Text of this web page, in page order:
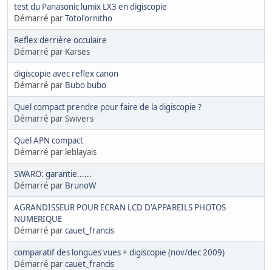
test du Panasonic lumix LX3 en digiscopie
Démarré parTotol'ornitho
Reflex derrière occulaire
Démarré par Karses
digiscopie avec reflex canon
Démarré par Bubo bubo
Quel compact prendre pour faire de la digiscopie ?
Démarré par Swivers
Quel APN compact
Démarré par leblayais
SWARO: garantie......
Démarré par BrunoW
AGRANDISSEUR POUR ECRAN LCD D'APPAREILS PHOTOS
NUMERIQUE
Démarré parcauet_francis
comparatif des longues vues + digiscopie (nov/dec 2009)
Démarré parcauet_francis